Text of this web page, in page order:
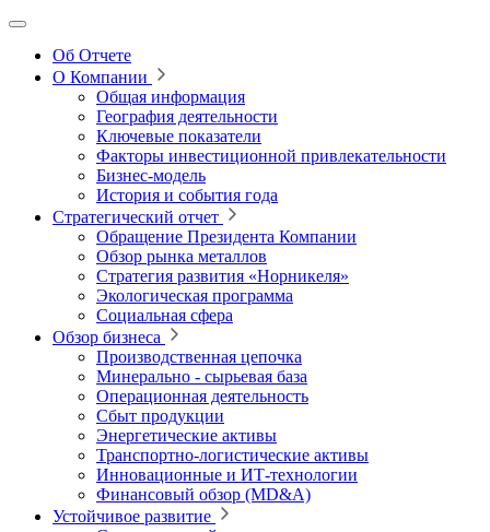
Об Отчете
О Компании
Общая информация
География деятельности
Ключевые показатели
Факторы инвестиционной привлекательности
Бизнес-модель
История и события года
Стратегический отчет
Обращение Президента Компании
Обзор рынка металлов
Стратегия развития «Норникеля»
Экологическая программа
Социальная сфера
Обзор бизнеса
Производственная цепочка
Минерально ‑ сырьевая база
Операционная деятельность
Сбыт продукции
Энергетические активы
Транспортно-логистические активы
Инновационные и ИТ‑технологии
Финансовый обзор (MD&A)
Устойчивое развитие